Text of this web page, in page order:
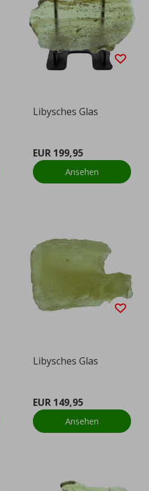
Libysches Glas
EUR 199,95
Ansehen
Libysches Glas
EUR 149,95
Ansehen